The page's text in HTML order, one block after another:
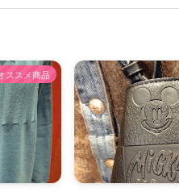
ススメ商品